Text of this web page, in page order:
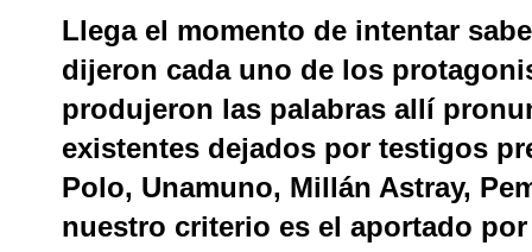
Llega el momento de intentar
dijeron cada uno de los
produjeron las palabras allí
existentes dejados por testigos
Polo, Unamuno, Millán Astray,
nuestro criterio es el aportado